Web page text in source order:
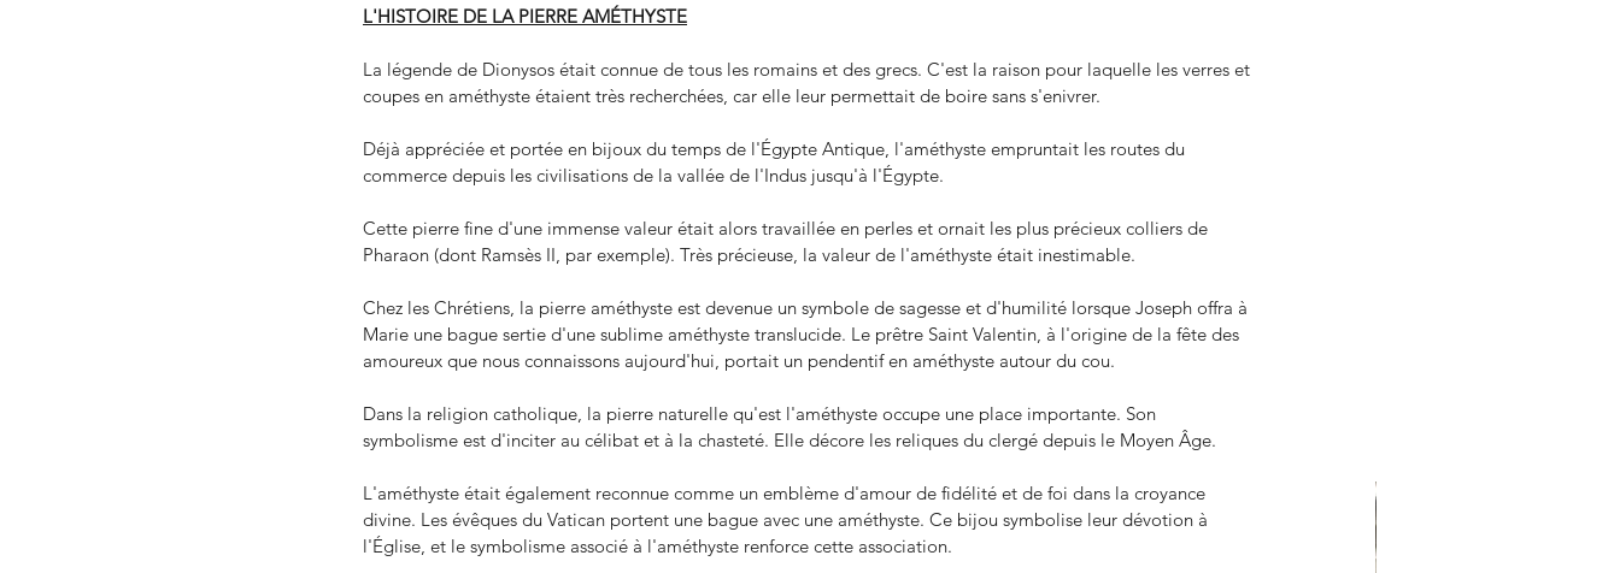
Our Recent Posts
Propriété, Vertus, Nettoyage et
L'HISTOIRE DE LA PIERRE AMÉTHYSTE
La légende de Dionysos était connue de tous les romains et des grecs. C'est la raison pour laquelle les verres et
coupes en améthyste étaient très recherchées, car elle leur permettait de boire sans s'enivrer.
Déjà appréciée et portée en bijoux du temps de l'Égypte Antique, l'améthyste empruntait les routes du
commerce depuis les civilisations de la vallée de l'Indus jusqu'à l'Égypte.
Cette pierre fine d'une immense valeur était alors travaillée en perles et ornait les plus précieux colliers de
Pharaon (dont Ramsès II, par exemple). Très précieuse, la valeur de l'améthyste était inestimable.
Chez les Chrétiens, la pierre améthyste est devenue un symbole de sagesse et d'humilité lorsque Joseph offra à
Marie une bague sertie d'une sublime améthyste translucide. Le prêtre Saint Valentin, à l'origine de la fête des
amoureux que nous connaissons aujourd'hui, portait un pendentif en améthyste autour du cou.
Dans la religion catholique, la pierre naturelle qu'est l'améthyste occupe une place importante. Son
symbolisme est d'inciter au célibat et à la chasteté. Elle décore les reliques du clergé depuis le Moyen Âge.
L'améthyste était également reconnue comme un emblème d'amour de fidélité et de foi dans la croyance
divine. Les évêques du Vatican portent une bague avec une améthyste. Ce bijou symbolise leur dévotion à
l'Église, et le symbolisme associé à l'améthyste renforce cette association.